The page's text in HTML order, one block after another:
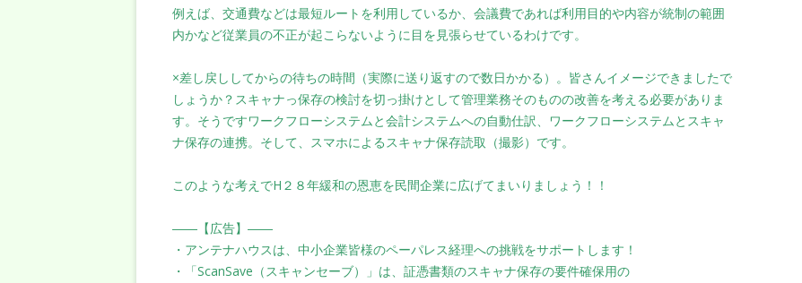
例えば、交通費などは最短ルートを利用しているか、会議費であれば利用目的や内容が統制の範囲
内かなど従業員の不正が起こらないように目を見張らせているわけです。
×差し戻ししてからの待ちの時間（実際に送り返すので数日かかる）。皆さんイメージできましたで
しょうか？スキャナっ保存の検討を切っ掛けとして管理業務そのものの改善を考える必要がありま
す。そうですワークフローシステムと会計システムへの自動仕訳、ワークフローシステムとスキャ
ナ保存の連携。そして、スマホによるスキャナ保存読取（撮影）です。
このような考えでH２８年緩和の恩恵を民間企業に広げてまいりましょう！！
――【広告】――
・アンテナハウスは、中小企業皆様のペーパレス経理への挑戦をサポートします！
・「ScanSave（スキャンセーブ）」は、証憑書類のスキャナ保存の要件確保用の